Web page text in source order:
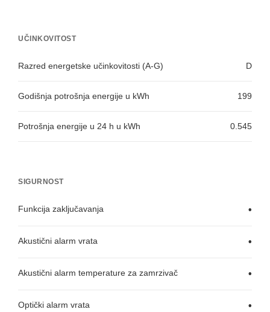
UČINKOVITOST
Razred energetske učinkovitosti (A-G) D
Godišnja potrošnja energije u kWh 199
Potrošnja energije u 24 h u kWh 0.545
SIGURNOST
Funkcija zaključavanja •
Akustični alarm vrata •
Akustični alarm temperature za zamrzivač •
Optički alarm vrata •